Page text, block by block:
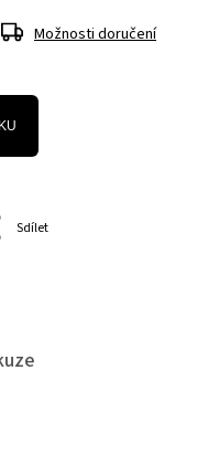
Možnosti doručení
Sdílet